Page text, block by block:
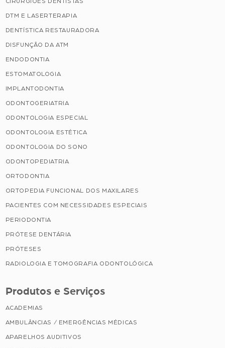
DTM E LASERTERAPIA
DENTÍSTICA RESTAURADORA
DISFUNÇÃO DA ATM
ENDODONTIA
ESTOMATOLOGIA
IMPLANTODONTIA
ODONTOGERIATRIA
ODONTOLOGIA ESPECIAL
ODONTOLOGIA ESTÉTICA
ODONTOLOGIA DO SONO
ODONTOPEDIATRIA
ORTODONTIA
ORTOPEDIA FUNCIONAL DOS MAXILARES
PACIENTES COM NECESSIDADES ESPECIAIS
PERIODONTIA
PRÓTESE DENTÁRIA
PRÓTESES
RADIOLOGIA E TOMOGRAFIA ODONTOLÓGICA
Produtos e Serviços
ACADEMIAS
AMBULÂNCIAS / EMERGÊNCIAS MÉDICAS
APARELHOS AUDITIVOS